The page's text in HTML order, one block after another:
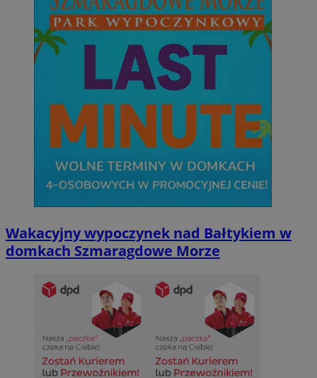
Wakacyjny wypoczynek nad Bałtykiem w
domkach Szmaragdowe Morze